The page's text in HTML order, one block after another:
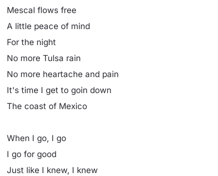
Mescal flows free
A little peace of mind
For the night
No more Tulsa rain
No more heartache and pain
It's time I get to goin down
The coast of Mexico
When I go, I go
I go for good
Just like I knew, I knew